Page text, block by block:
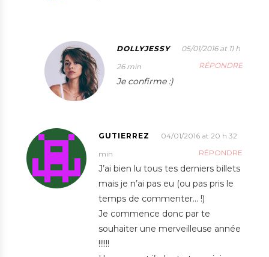
DOLLYJESSY
05/01/2016 at 11 h
26 min
RÉPONDRE
Je confirme :)
GUTIERREZ
04/01/2016 at 20 h 32
min
RÉPONDRE
J’ai bien lu tous tes derniers billets
mais je n’ai pas eu (ou pas pris le
temps de commenter… !)
Je commence donc par te
souhaiter une merveilleuse année
!!!!!!